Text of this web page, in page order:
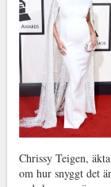
Chrissy Teigen,
om hur snyggt det